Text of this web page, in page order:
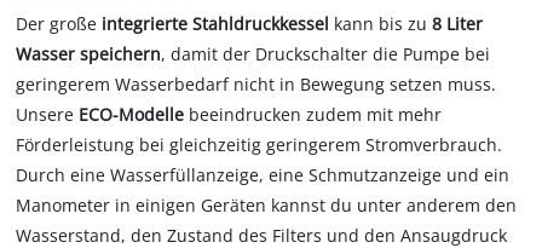
Der große integrierte Stahldruckkessel kann bis zu8 Liter
Wasser speichern, damit der Druckschalter die Pumpe bei
geringerem Wasserbedarf nicht in Bewegung setzen muss.
Unsere ECO-Modelle beeindrucken zudem mit mehr
Förderleistung bei gleichzeitig geringerem Stromverbrauch.
Durch eine Wasserfüllanzeige, eine Schmutzanzeige und ein
Manometer in einigen Geräten kannst du unter anderem den
Wasserstand, den Zustand des Filters und den Ansaugdruck